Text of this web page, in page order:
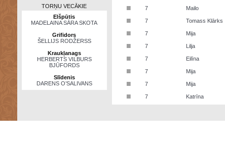
TORŅU VECĀKIE
Elšpūtis
MADELAINA SĀRA SKOTA
Grifidors
ŠELLIJS RODŽERSS
Kraukļanags
HERBERTS VILBURS
BJŪFORDS
Slīdenis
DARENS O’SALIVANS
■ 7 Mailo
■ 7 Tomass Klārks
■ 7 Mija
■ 7 Lilja
■ 7 Eilīna
■ 7 Mija
■ 7 Mija
■ 7 Katrīna